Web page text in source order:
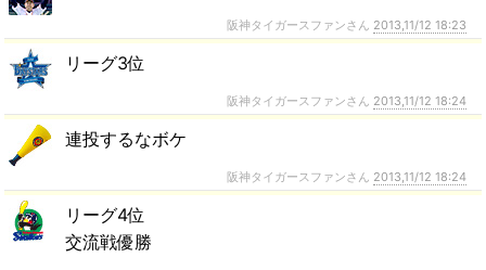
阪神タイガースファンさん 2013,11/12 18:23
リーグ3位
阪神タイガースファンさん 2013,11/12 18:24
連投するなボケ
阪神タイガースファンさん 2013,11/12 18:24
リーグ4位
交流戦優勝